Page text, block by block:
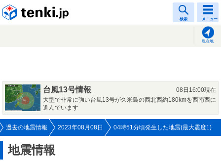
検索 メニュー
現在地
台風13号情報
08日16:00現在
大型で非常に強い台風13号が久米島の西北西約180kmを西南西に
進んでいます
過去の地震情報 2023年08月08日 04時51分頃発生した地震(最大震度1)
地震情報